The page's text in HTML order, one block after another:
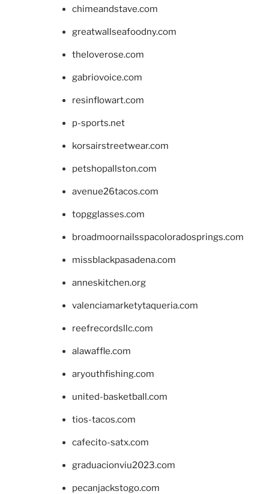
chimeandstave.com
greatwallseafoodny.com
theloverose.com
gabriovoice.com
resinflowart.com
p-sports.net
korsairstreetwear.com
petshopallston.com
avenue26tacos.com
topgglasses.com
broadmoornailsspacoloradosprings.com
missblackpasadena.com
anneskitchen.org
valenciamarketytaqueria.com
reefrecordsllc.com
alawaffle.com
aryouthfishing.com
united-basketball.com
tios-tacos.com
cafecito-satx.com
graduacionviu2023.com
pecanjackstogo.com